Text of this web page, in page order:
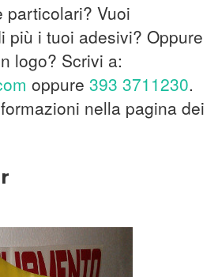
particolari? Vuoi
più i tuoi adesivi? Oppure
logo? Scrivi a:
oppure 393 3711230.
nella pagina dei